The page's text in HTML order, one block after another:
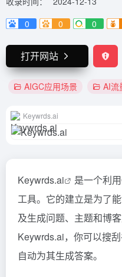
0
0 0
打开网站
AIGC应用场景 AI流
Keywrds.ai
Keywrds.ai
是一个利
工具。它的建立是为了
及生成问题、主题和博
Keywrds.ai，你可以搜
自动为其生成答案。